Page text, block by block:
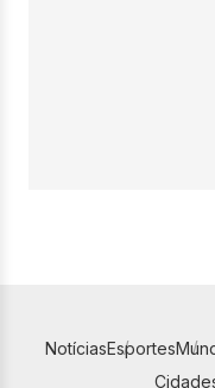
NotíciasEsportes